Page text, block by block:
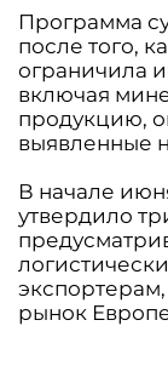
Программа
после того,
ограничила
включая
продукцию,
выявленные
В начале
утвердило
рынок